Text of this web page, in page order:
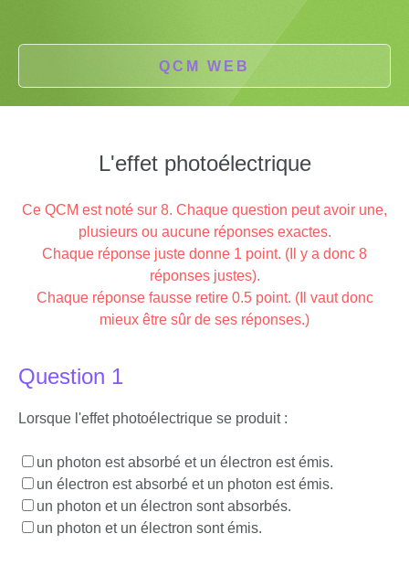
QCM WEB
L'effet photoélectrique
Ce QCM est noté sur 8. Chaque question peut avoir une,
plusieurs ou aucune réponses exactes.
Chaque réponse juste donne 1 point. (Il y a donc 8
réponses justes).
Chaque réponse fausse retire 0.5 point. (Il vaut donc
mieux être sûr de ses réponses.)
Question 1
Lorsque l'effet photoélectrique se produit :
un photon est absorbé et un électron est émis.
un électron est absorbé et un photon est émis.
un photon et un électron sont absorbés.
un photon et un électron sont émis.